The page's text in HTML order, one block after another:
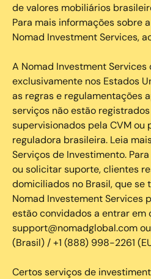
de valores mobiliários
Para mais informações sobre
Nomad Investment Services,
A Nomad Investment
exclusivamente nos Estados
as regras e regulamentações
serviços não estão
supervisionados pela CVM
reguladora brasileira. Leia
Serviços de Investimento.
ou solicitar suporte, clientes
domiciliados no Brasil, que se
Nomad Investement Services
estão convidados a entrar em
support@nomadglobal.com
(Brasil) / +1 (888) 998-2261
Certos serviços de